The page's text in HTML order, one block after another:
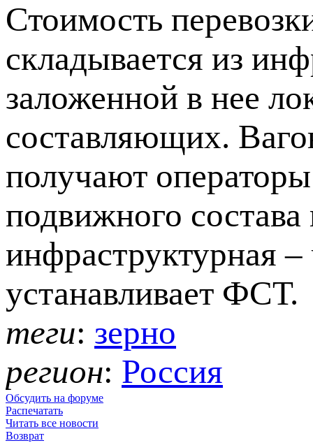
Стоимость
складывается из
заложенной в нее
составляющих.
получают
подвижного
инфраструктурная
устанавливает ФСТ.
теги: зерно
регион: Россия
Обсудить на форуме
Распечатать
Читать все новости
Возврат